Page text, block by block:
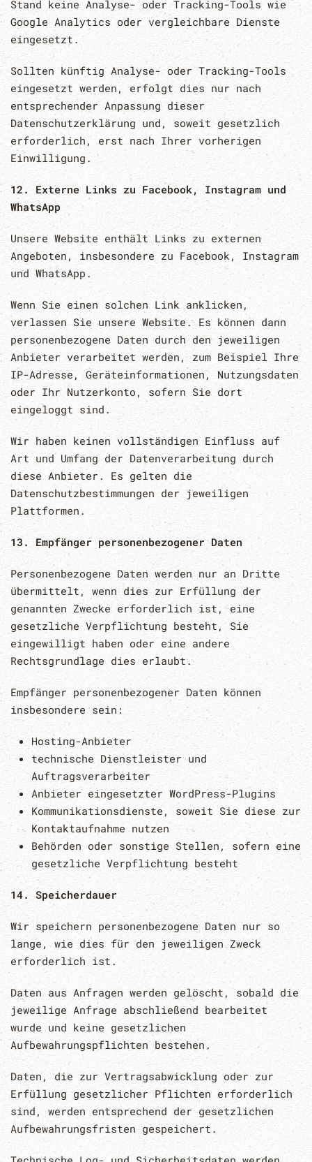
Stand keine Analyse- oder Tracking-Tools wie
Google Analytics oder vergleichbare Dienste
eingesetzt.
Sollten künftig Analyse- oder Tracking-Tools
eingesetzt werden, erfolgt dies nur nach
entsprechender Anpassung dieser
Datenschutzerklärung und, soweit gesetzlich
erforderlich, erst nach Ihrer vorherigen
Einwilligung.
12. Externe Links zu Facebook, Instagram und
WhatsApp
Unsere Website enthält Links zu externen
Angeboten, insbesondere zu Facebook, Instagram
und WhatsApp.
Wenn Sie einen solchen Link anklicken,
verlassen Sie unsere Website. Es können dann
personenbezogene Daten durch den jeweiligen
Anbieter verarbeitet werden, zum Beispiel Ihre
IP-Adresse, Geräteinformationen, Nutzungsdaten
oder Ihr Nutzerkonto, sofern Sie dort
eingeloggt sind.
Wir haben keinen vollständigen Einfluss auf
Art und Umfang der Datenverarbeitung durch
diese Anbieter. Es gelten die
Datenschutzbestimmungen der jeweiligen
Plattformen.
13. Empfänger personenbezogener Daten
Personenbezogene Daten werden nur an Dritte
übermittelt, wenn dies zur Erfüllung der
genannten Zwecke erforderlich ist, eine
gesetzliche Verpflichtung besteht, Sie
eingewilligt haben oder eine andere
Rechtsgrundlage dies erlaubt.
Empfänger personenbezogener Daten können
insbesondere sein:
Hosting-Anbieter
technische Dienstleister und
Auftragsverarbeiter
Anbieter eingesetzter WordPress-Plugins
Kommunikationsdienste, soweit Sie diese zur
Kontaktaufnahme nutzen
Behörden oder sonstige Stellen, sofern eine
gesetzliche Verpflichtung besteht
14. Speicherdauer
Wir speichern personenbezogene Daten nur so
lange, wie dies für den jeweiligen Zweck
erforderlich ist.
Daten aus Anfragen werden gelöscht, sobald die
jeweilige Anfrage abschließend bearbeitet
wurde und keine gesetzlichen
Aufbewahrungspflichten bestehen.
Daten, die zur Vertragsabwicklung oder zur
Erfüllung gesetzlicher Pflichten erforderlich
sind, werden entsprechend der gesetzlichen
Aufbewahrungsfristen gespeichert.